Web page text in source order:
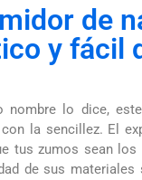
de
y fácil
nombre lo dice,
la sencillez. El
tus zumos sean
de sus materiales